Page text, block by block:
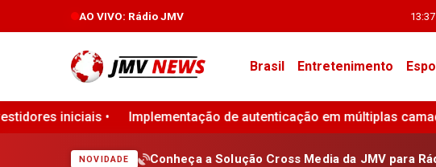
AO VIVO: Rádio JMV 13:37
Brasil Entretenimento
de autenticação em múltiplas camadas aumenta a segurança de
NOVIDADE Conheça a Solução Cross Media da JMV para